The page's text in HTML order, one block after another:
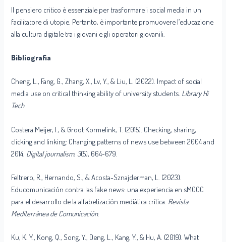
Il pensiero critico è essenziale per trasformare i social media in un
facilitatore di utopie. Pertanto, è importante promuovere l’educazione
alla cultura digitale tra i giovani e gli operatori giovanili.
Bibliografia
Cheng, L., Fang, G., Zhang, X., Lv, Y., & Liu, L. (2022). Impact of social
media use on critical thinking ability of university students. Library Hi
Tech
Costera Meijer, I., & Groot Kormelink, T. (2015). Checking, sharing,
clicking and linking: Changing patterns of news use between 2004 and
2014. Digital journalism, 3(5), 664-679.
Feltrero, R., Hernando, S., & Acosta-Sznajderman, L. (2023).
Educomunicación contra las fake news: una experiencia en sMOOC
para el desarrollo de la alfabetización mediática crítica. Revista
Mediterránea de Comunicación.
Ku, K. Y., Kong, Q., Song, Y., Deng, L., Kang, Y., & Hu, A. (2019). What